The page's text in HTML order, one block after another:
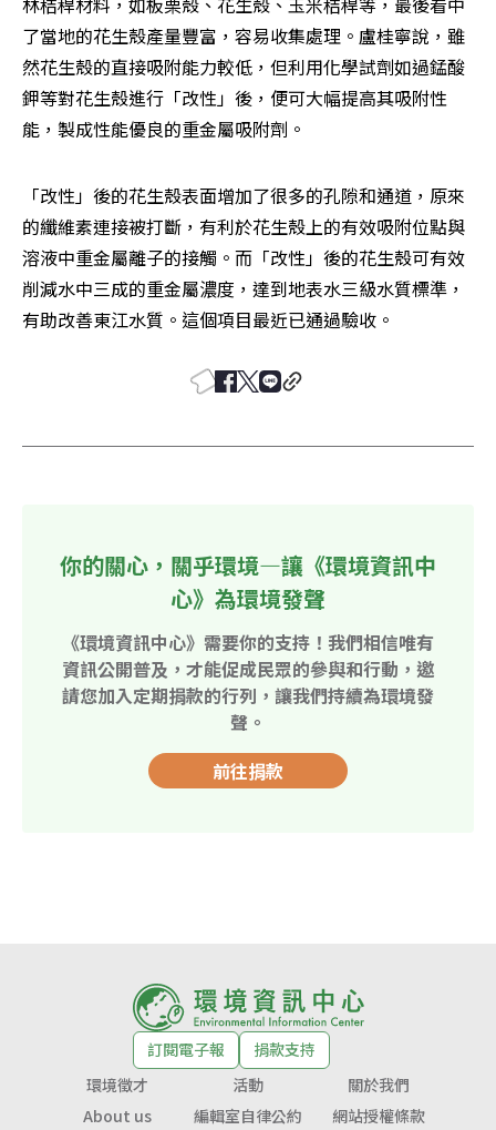
了當地的花生殼產量豐富，容易收集處理。盧桂寧說，雖
然花生殼的直接吸附能力較低，但利用化學試劑如過錳酸
鉀等對花生殼進行「改性」後，便可大幅提高其吸附性
能，製成性能優良的重金屬吸附劑。
「改性」後的花生殼表面增加了很多的孔隙和通道，原來
的纖維素連接被打斷，有利於花生殼上的有效吸附位點與
溶液中重金屬離子的接觸。而「改性」後的花生殼可有效
削減水中三成的重金屬濃度，達到地表水三級水質標準，
有助改善東江水質。這個項目最近已通過驗收。
你的關心，關乎環境—讓《環境資訊中
心》為環境發聲
《環境資訊中心》需要你的支持！我們相信唯有
資訊公開普及，才能促成民眾的參與和行動，邀
請您加入定期捐款的行列，讓我們持續為環境發
聲。
前往捐款
訂閱電子報
捐款支持
環境徵才
活動
關於我們
About us
編輯室自律公約 網站授權條款